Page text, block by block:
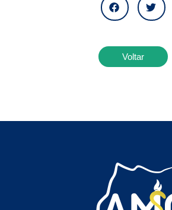
Voltar